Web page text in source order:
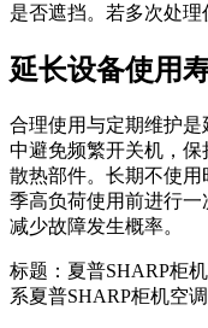
是否遮挡。若多次处理
延长设备使用
合理使用与定期维护
中避免频繁开关机，
散热部件。长期不使
季高负荷使用前进行
减少故障发生概率。
标题：夏普SHARP柜
系夏普SHARP柜机空